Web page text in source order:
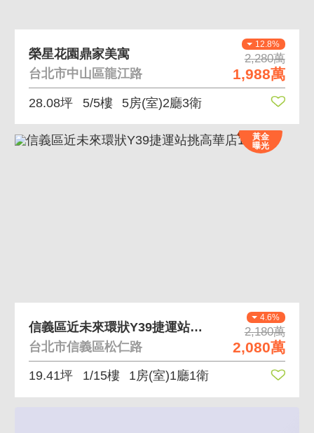
12.8%
2,280萬
1,988萬
榮星花園鼎家美寓
台北市中山區龍江路
28.08坪 5/5樓 5房(室)2廳3衛
黃金
曝光
4.6%
2,180萬
2,080萬
信義區近未來環狀Y39捷運站挑高華店18A107
台北市信義區松仁路
19.41坪 1/15樓 1房(室)1廳1衛